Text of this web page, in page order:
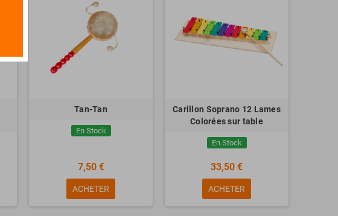
Tan-Tan
En Stock
7,50 €
ACHETER
Carillon Soprano 12 Lames
Colorées sur table
En Stock
33,50 €
ACHETER